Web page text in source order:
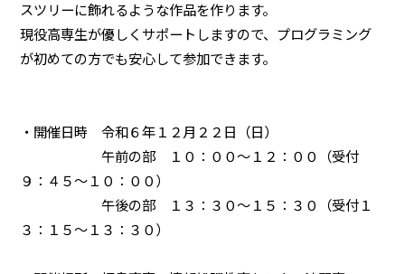
スツリーに飾れるような作品を作ります。
現役高専生が優しくサポートしますので、プログラミング
が初めての方でも安心して参加できます。
・開催日時 令和６年１２月２２日（日）
午前の部 １０：００～１２：００（受付
９：４５～１０：００）
午後の部 １３：３０～１５：３０（受付１
３：１５～１３：３０）